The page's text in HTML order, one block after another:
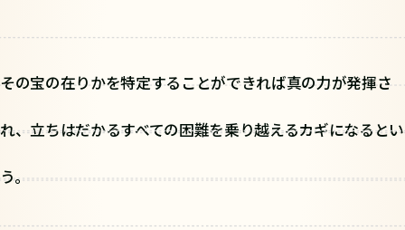
その宝の在りかを特定することができれば真の力が発揮さ
れ、立ちはだかるすべての困難を乗り越えるカギになるとい
う。